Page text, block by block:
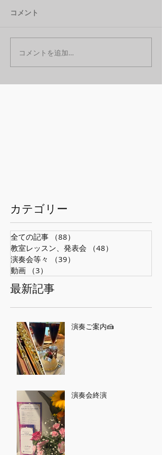
コメント
コメントを追加…
​カテゴリー
全ての記事 （88）
教室レッスン、発表会
（48）
演奏会等々
（39）
動画
（3）
最新記事
演奏ご案内🍰
演奏会終演